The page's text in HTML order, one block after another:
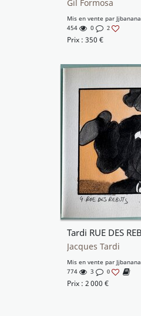
Gil Formosa
Mis en vente par Jjbanana
454
0 2
Prix : 350 €
Jacques Tardi
Mis en vente par Jjbanana
774
3 0
Prix : 2 000 €